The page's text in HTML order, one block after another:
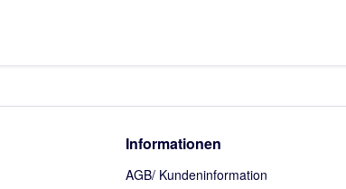
Informationen
AGB/ Kundeninformation